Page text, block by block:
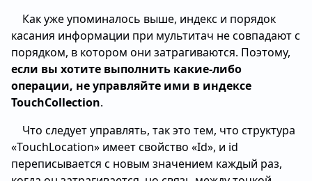
Как уже упоминалось выше, индекс и порядок
касания информации при мультитач не совпадают с
порядком, в котором они затрагиваются. Поэтому,
если вы хотите выполнить какие-либо
операции, не управляйте ими в индексе
TouchCollection.
Что следует управлять, так это тем, что структура
«TouchLocation» имеет свойство «Id», и id
переписывается с новым значением каждый раз,